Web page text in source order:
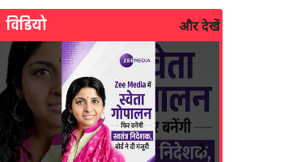
5 AI से बने फर्जी पोस्ट पर LinkedIn
की सख्ती: लॉन्च किए नए मॉडरेशन
टूल्स
5 days ago
6
सरकार दे रही बड़ा मौका: शॉर्ट वीडियो
बनाने वाले क्रिएटर्स जीत सकते हैं ₹5
लाख
2 weeks ago
विडियो और देखें